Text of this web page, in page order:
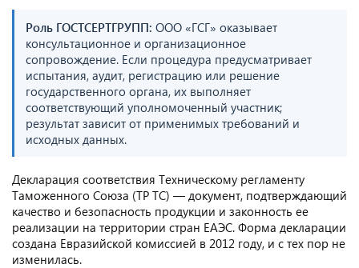
Роль ГОСТСЕРТГРУПП: ООО «ГСГ» оказывает
консультационное и организационное
сопровождение. Если процедура предусматривает
испытания, аудит, регистрацию или решение
государственного органа, их выполняет
соответствующий уполномоченный участник;
результат зависит от применимых требований и
исходных данных.
Декларация соответствия Техническому регламенту
Таможенного Союза (ТР ТС) — документ, подтверждающий
качество и безопасность продукции и законность ее
реализации на территории стран ЕАЭС. Форма декларации
создана Евразийской комиссией в 2012 году, и с тех пор не
изменилась.